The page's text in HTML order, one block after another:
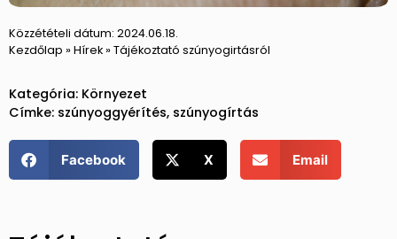
Közzétételi dátum: 2024.06.18.
Kezdőlap » Hírek» Tájékoztató szúnyogirtásról
Kategória: Környezet
Címke: szúnyoggyérítés, szúnyogírtás
Facebook X Email